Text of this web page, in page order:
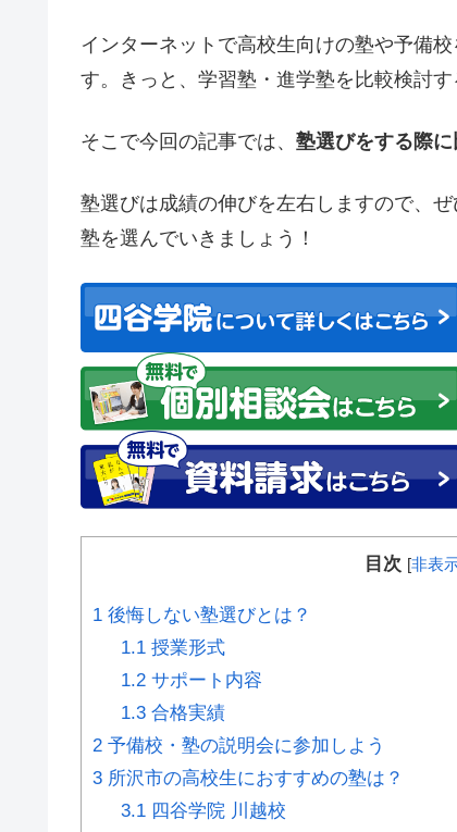
インターネットで高校生向けの塾や予備
す。きっと、学習塾・進学塾を比較検討
そこで今回の記事では、 塾選びをする際
塾選びは成績の伸びを左右しますので、
塾を選んでいきましょう！
目次 [非表
1 後悔しない塾選びとは？
1.1授業形式
1.2サポート内容
1.3合格実績
2 予備校・塾の説明会に参加しよう
3 所沢市の高校生におすすめの塾は？
3.1四谷学院 川越校